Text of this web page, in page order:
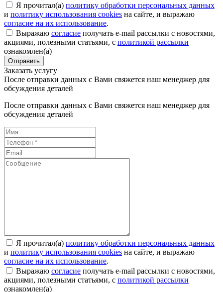
Я прочитал(а) политику обработки персональных данных
и политику использования cookies на сайте, и выражаю
согласие на их использование.
Выражаю согласие получать e-mail рассылки с новостями,
акциями, полезными статьями, с политикой рассылки
ознакомлен(а)
Отправить
Заказать услугу
После отправки данных с Вами свяжется наш менеджер для
обсуждения деталей
После отправки данных с Вами свяжется наш менеджер для
обсуждения деталей
Я прочитал(а) политику обработки персональных данных
и политику использования cookies на сайте, и выражаю
согласие на их использование.
Выражаю согласие получать e-mail рассылки с новостями,
акциями, полезными статьями, с политикой рассылки
ознакомлен(а)